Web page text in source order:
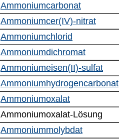
Ammoniumcarbonat
Ammoniumcer(IV)-nitrat
Ammoniumchlorid
Ammoniumdichromat
Ammoniumeisen(II)-sulfat
Ammoniumhydrogencarbonat
Ammoniumoxalat
Ammoniumoxalat-Lösung
Ammoniummolybdat